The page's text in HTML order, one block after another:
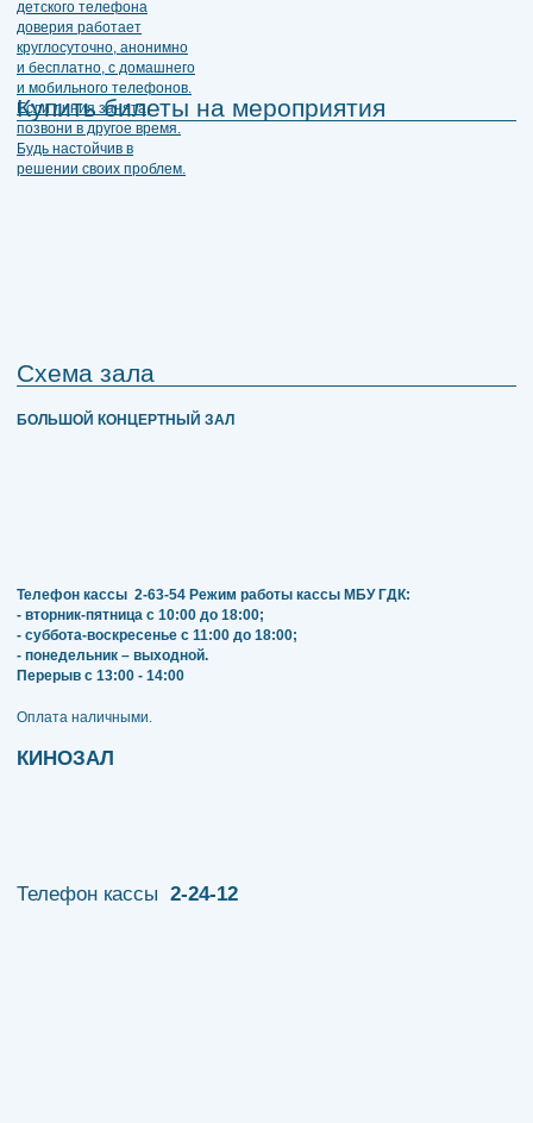
Купить билеты на мероприятия
Схема зала
БОЛЬШОЙ КОНЦЕРТНЫЙ ЗАЛ
Телефон кассы 2-63-54 Режим работы кассы МБУ ГДК:
- вторник-пятница с 10:00 до 18:00;
- суббота-воскресенье с 11:00 до 18:00;
- понедельник – выходной.
Перерыв с 13:00 - 14:00
​​​​​​​Оплата наличными.
КИНОЗАЛ
Телефон кассы 2-24-12